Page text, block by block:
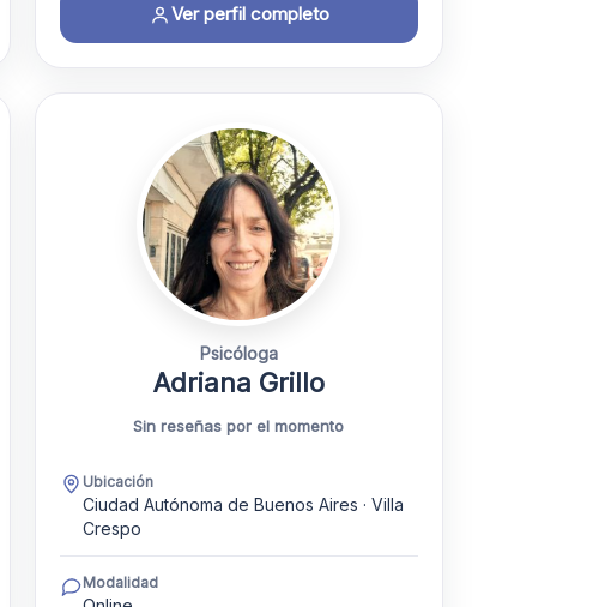
Ver perfil completo
Psicóloga
Adriana Grillo
Sin reseñas por el momento
Ubicación
Ciudad Autónoma de Buenos Aires · Villa
Crespo
Modalidad